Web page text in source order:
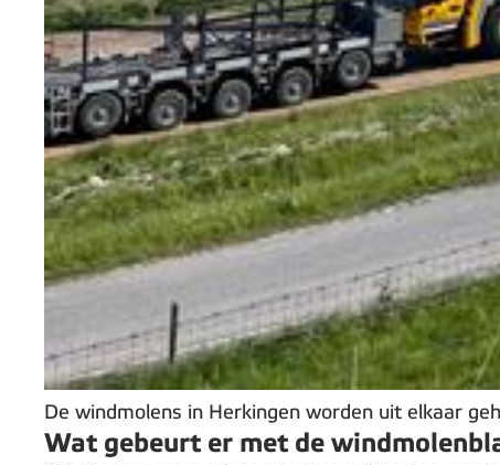
De windmolens in Herkingen worden uit elkaar
Wat gebeurt er met de